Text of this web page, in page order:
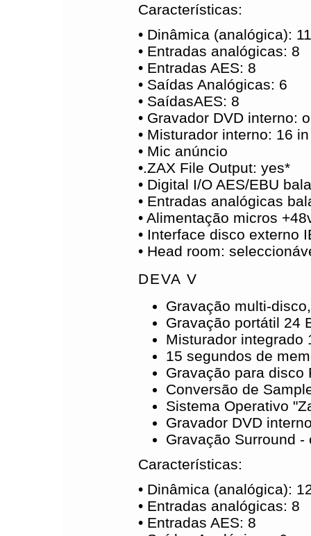
Características:
• Dinâmica (analógica):
• Entradas analógicas: 8
• Entradas AES: 8
• Saídas Analógicas: 6
• SaídasAES: 8
• Gravador DVD interno:
• Misturador interno: 16
• Mic anúncio
•.ZAX File Output: yes*
• Digital I/O AES/EBU
• Entradas analógicas
• Alimentação micros
• Interface disco externo
• Head room:
DEVA V
Gravação multi-
Gravação portátil 24
Misturador integrado
15 segundos de
Gravação para disco
Conversão de
Sistema Operativo
Gravador DVD
Gravação Surround
Características:
• Dinâmica (analógica):
• Entradas analógicas: 8
• Entradas AES: 8